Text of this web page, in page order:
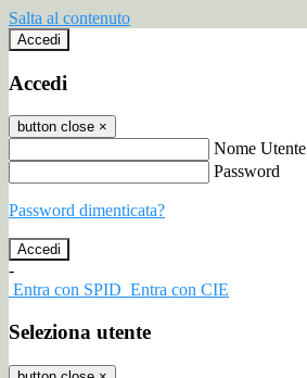
Salta al contenuto
Accedi
Accedi
button close ×
Nome Utente
Password
Password dimenticata?
-
Entra con SPID Entra con CIE
Seleziona utente